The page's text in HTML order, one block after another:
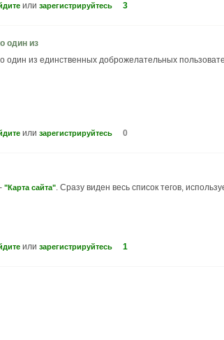
или зарегистрируйтесь 3
один из
один из единственных доброжелательных
или зарегистрируйтесь 0
"Карта сайта". Сразу виден весь список тегов,
или зарегистрируйтесь 1